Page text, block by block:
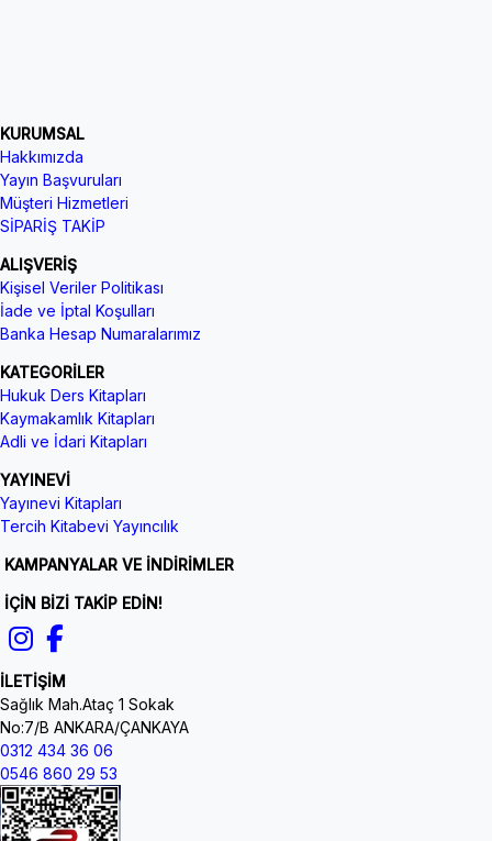
KURUMSAL
Hakkımızda
Yayın Başvuruları
Müşteri Hizmetleri
SİPARİŞ TAKİP
ALIŞVERİŞ
Kişisel Veriler Politikası
İade ve İptal Koşulları
Banka Hesap Numaralarımız
KATEGORİLER
Hukuk Ders Kitapları
Kaymakamlık Kitapları
Adli ve İdari Kitapları
YAYINEVİ
Yayınevi Kitapları
Tercih Kitabevi Yayıncılık
KAMPANYALAR VE İNDİRİMLER
İÇİN BİZİ TAKİP EDİN!
İLETİŞİM
Sağlık Mah.Ataç 1 Sokak
No:7/B ANKARA/ÇANKAYA
0312 434 36 06
0546 860 29 53